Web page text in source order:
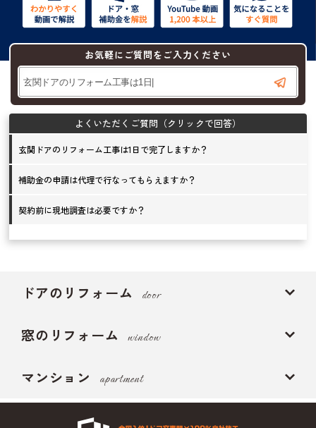
お気軽にご質問をご入力ください
玄関ドアのリフォーム工事は1日で完了しますか？
補助金の申請は代理で行なってもらえますか？
契約前に現地調査は必要ですか？
ドアのリフォーム door
窓のリフォーム window
マンション apartment